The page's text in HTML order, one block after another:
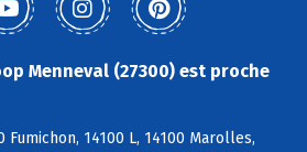
Menneval (27300) est proche
Fumichon, 14100 L, 14100 Marolles,